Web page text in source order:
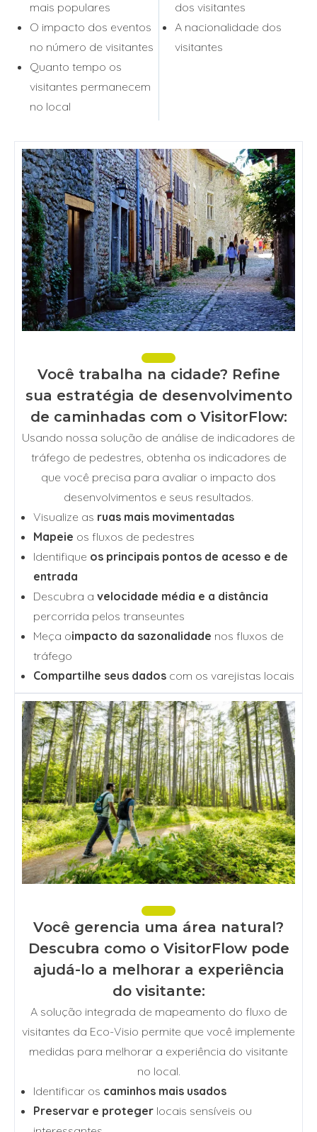
mais populares
O impacto dos eventos
no número de visitantes
Quanto tempo os
visitantes permanecem
no local
dos visitantes
A nacionalidade dos
visitantes
Você trabalha na cidade? Refine
sua estratégia de desenvolvimento
de caminhadas com o VisitorFlow:
Usando nossa solução de análise de indicadores de
tráfego de pedestres, obtenha os indicadores de
que você precisa para avaliar o impacto dos
desenvolvimentos e seus resultados.
Visualize as ruas mais movimentadas
Mapeie os fluxos de pedestres
Identifique os principais pontos de acesso e de
entrada
Descubra a velocidade média e a distância
percorrida pelos transeuntes
Meça oimpacto da sazonalidade nos fluxos de
tráfego
Compartilhe seus dados com os varejistas locais
Você gerencia uma área natural?
Descubra como o VisitorFlow pode
ajudá-lo a melhorar a experiência
do visitante:
A solução integrada de mapeamento do fluxo de
visitantes da Eco-Visio permite que você implemente
medidas para melhorar a experiência do visitante
no local.
Identificar os caminhos mais usados
Preservar e proteger locais sensíveis ou